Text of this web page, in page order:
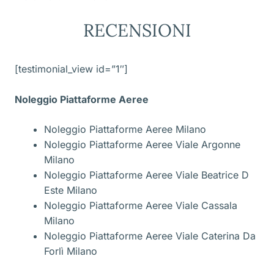
RECENSIONI
[testimonial_view id=”1″]
Noleggio Piattaforme Aeree
Noleggio Piattaforme Aeree Milano
Noleggio Piattaforme Aeree Viale Argonne
Milano
Noleggio Piattaforme Aeree Viale Beatrice D
Este Milano
Noleggio Piattaforme Aeree Viale Cassala
Milano
Noleggio Piattaforme Aeree Viale Caterina Da
Forlì Milano